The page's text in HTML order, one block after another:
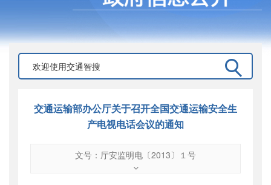
交通运输部办公厅关于召开全国交通运输安全生
产电视电话会议的通知
文号：厅安监明电〔2013〕１号
厅安监明电〔2013〕１号